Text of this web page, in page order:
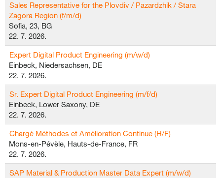
Sales Representative for the Plovdiv / Pazardzhik / Stara
Zagora Region (f/m/d)
Sofia, 23, BG
22. 7. 2026.
Expert Digital Product Engineering (m/w/d)
Einbeck, Niedersachsen, DE
22. 7. 2026.
Sr. Expert Digital Product Engineering (m/f/d)
Einbeck, Lower Saxony, DE
22. 7. 2026.
Chargé Méthodes et Amélioration Continue (H/F)
Mons-en-Pévèle, Hauts-de-France, FR
22. 7. 2026.
SAP Material & Production Master Data Expert (m/w/d)